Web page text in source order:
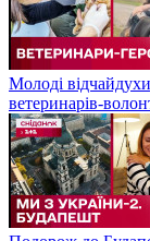
Молоді
ветеринарів-